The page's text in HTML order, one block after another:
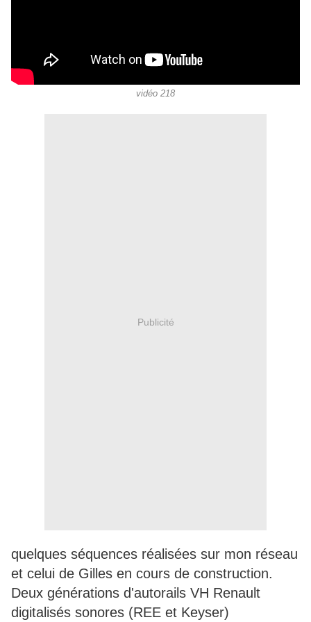
vidéo 218
Publicité
quelques séquences réalisées sur mon réseau
et celui de Gilles en cours de construction.
Deux générations d'autorails VH Renault
digitalisés sonores (REE et Keyser)